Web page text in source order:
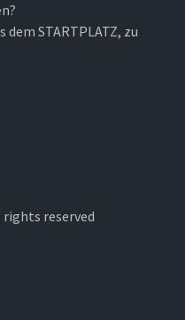
STARTPLATZ, zu
rights reserved